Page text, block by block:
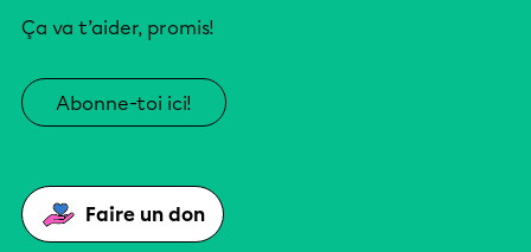
Ça va t’aider, promis!
Abonne-toi ici!
Faire un don